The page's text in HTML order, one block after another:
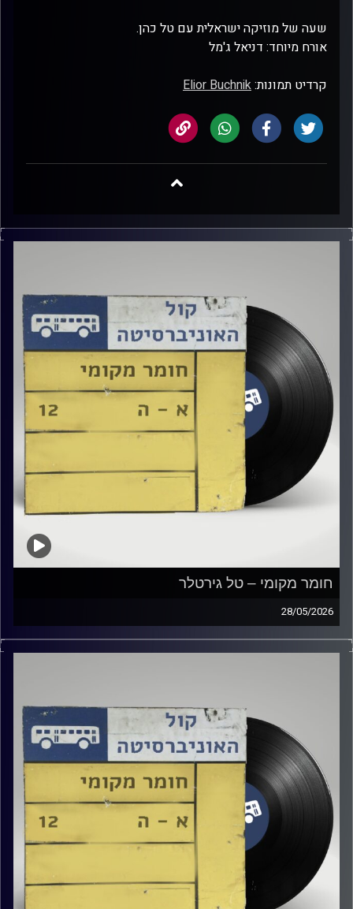
שעה של מוזיקה ישראלית עם טל כהן.
אורח מיוחד: דניאל ג'מל
קרדיט תמונות:Elior Buchnik
חומר מקומי – טל גירטלר
28/05/2026
שעה של מוזיקה ישראלית עם טל גירטלר